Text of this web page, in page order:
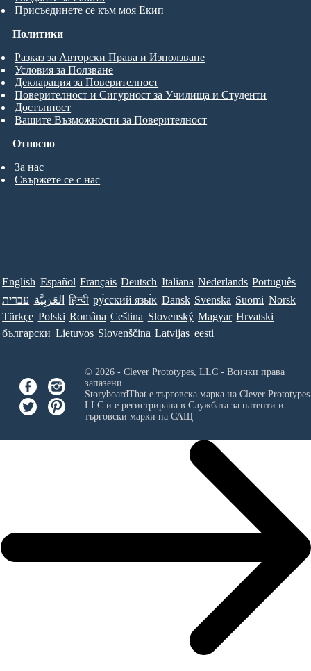
Присъединете се към моя Екип
Относно
За нас
Свържете се с нас
Политики
Разказ за Авторски Права и Използване
Условия за Ползване
Декларация за Поверителност
Поверителност и Сигурност за Училища и Студенти
Достъпност
Вашите Възможности за Поверителност
English Español Français Deutsch Italiana Nederlands Português
עברית العَرَبِيَّة हिन्दी ру́сский язы́к Dansk Svenska Suomi Norsk
Türkçe Polski Româna Ceština Slovenský Magyar Hrvatski
български Lietuvos Slovenščina Latvijas eesti
© 2026 - Clever Prototypes, LLC - Всички права
запазени.
StoryboardThat е търговска марка на Clever
LLCи е регистрирана в Службата за патенти и
търговски марки на САЩ